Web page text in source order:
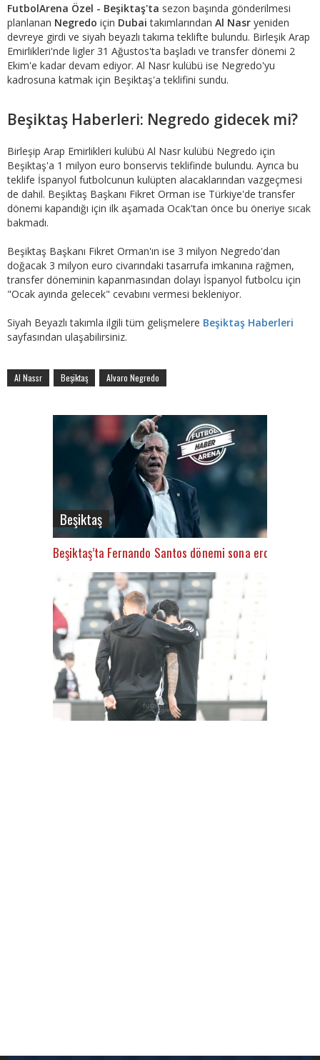
FutbolArena Özel - Beşiktaş'ta sezon başında gönderilmesi
planlanan Negredo için Dubaitakımlarından Al Nasr yeniden
devreye girdi ve siyah beyazlı takıma teklifte bulundu. Birleşik Arap
Emirlikleri'nde ligler 31 Ağustos'ta başladı ve transfer dönemi 2
Ekim'e kadar devam ediyor. Al Nasr kulübü ise Negredo'yu
kadrosuna katmak için Beşiktaş'a teklifini sundu.
Beşiktaş Haberleri: Negredo gidecek mi?
Birleşip Arap Emirlikleri kulübü Al Nasr kulübü Negredo için
Beşiktaş'a 1 milyon euro bonservis teklifinde bulundu. Ayrıca bu
teklife İspanyol futbolcunun kulüpten alacaklarından vazgeçmesi
de dahil. Beşiktaş Başkanı Fikret Orman ise Türkiye'de transfer
dönemi kapandığı için ilk aşamada Ocak'tan önce bu öneriye sıcak
bakmadı.
Beşiktaş Başkanı Fikret Orman'ın ise 3 milyon Negredo'dan
doğacak 3 milyon euro civarındaki tasarrufa imkanına rağmen,
transfer döneminin kapanmasından dolayı İspanyol futbolcu için
"Ocak ayında gelecek" cevabını vermesi bekleniyor.
Siyah Beyazlı takımla ilgili tüm gelişmelere Beşiktaş Haberleri
sayfasından ulaşabilirsiniz.
Al Nassr Beşiktaş Alvaro Negredo
Beşiktaş
Beşiktaş’ta Fernando Santos dönemi sona erdi